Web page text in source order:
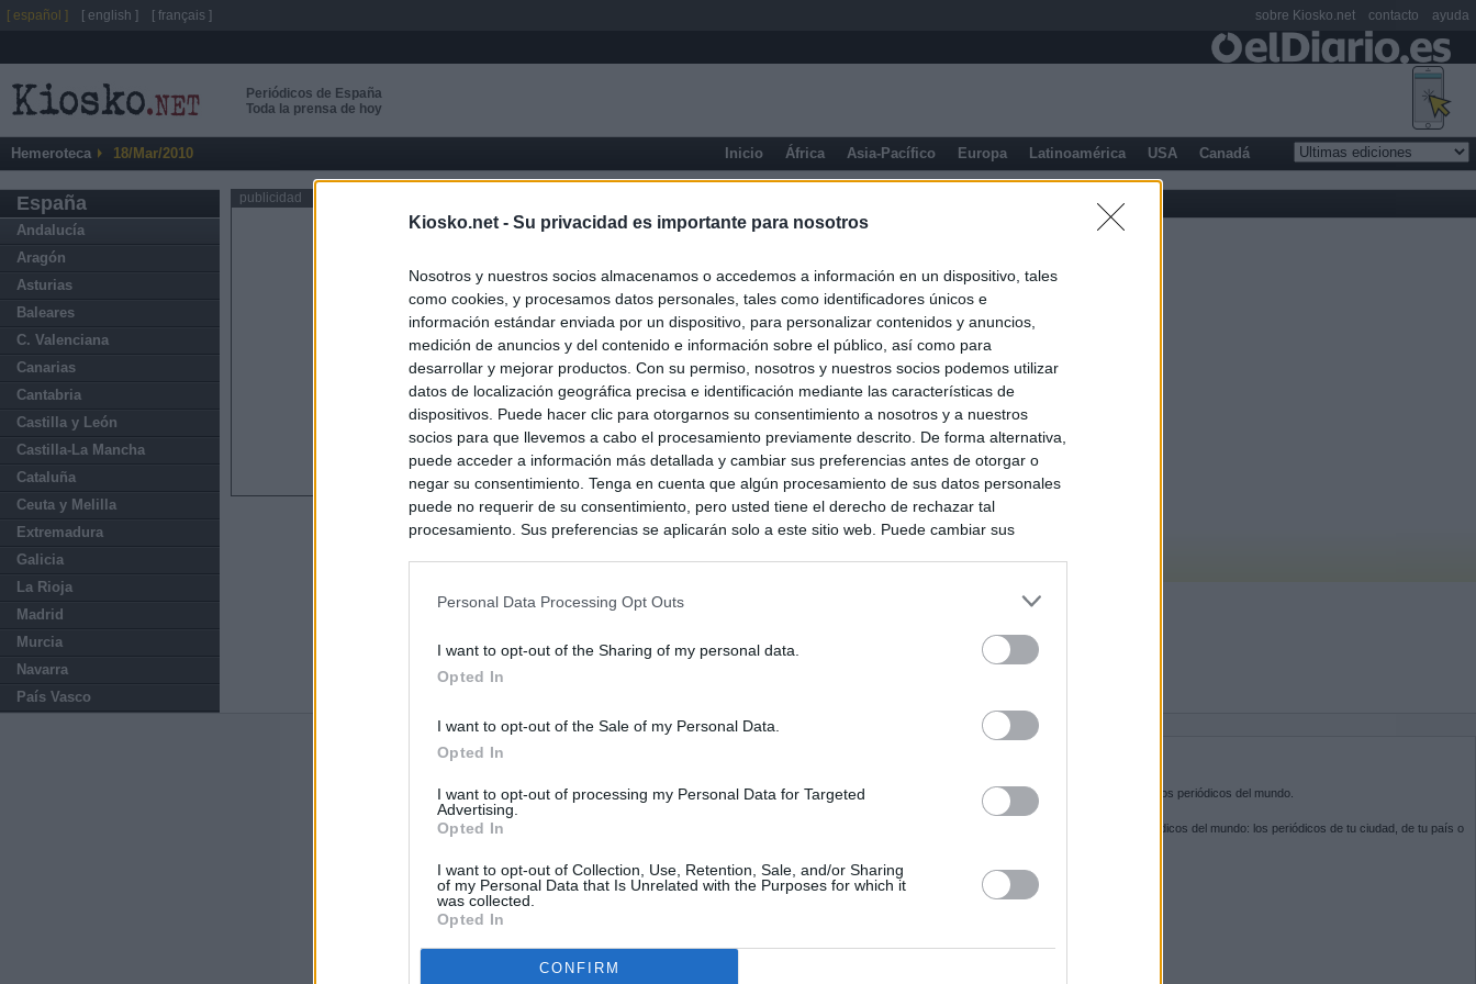
Kiosko.net - Su privacidad es importante para nosotros
Nosotros y nuestros socios almacenamos o accedemos a información en un dispositivo, tales
como cookies, y procesamos datos personales, tales como identificadores únicos e
información estándar enviada por un dispositivo, para personalizar contenidos y anuncios,
medición de anuncios y del contenido e información sobre el público, así como para
desarrollar y mejorar productos. Con su permiso, nosotros y nuestros socios podemos utilizar
datos de localización geográfica precisa e identificación mediante las características de
dispositivos. Puede hacer clic para otorgarnos su consentimiento a nosotros y a nuestros
socios para que llevemos a cabo el procesamiento previamente descrito. De forma alternativa,
puede acceder a información más detallada y cambiar sus preferencias antes de otorgar o
negar su consentimiento. Tenga en cuenta que algún procesamiento de sus datos personales
puede no requerir de su consentimiento, pero usted tiene el derecho de rechazar tal
procesamiento. Sus preferencias se aplicarán solo a este sitio web. Puede cambiar sus
Personal Data Processing Opt Outs
I want to opt-out of the Sharing of my personal data.
Opted In
I want to opt-out of the Sale of my Personal Data.
Opted In
I want to opt-out of processing my Personal Data for Targeted
Advertising.
Opted In
I want to opt-out of Collection, Use, Retention, Sale, and/or Sharing
of my Personal Data that Is Unrelated with the Purposes for which it
was collected.
Opted In
CONFIRM
Periódicos de España
Toda la prensa de hoy
Hemeroteca 18/Mar/2010 Inicio África Asia-Pacífico Europa Latinoamérica USA Canadá
España
Andalucía
Aragón
Asturias
Baleares
C. Valenciana
Canarias
Cantabria
Castilla y León
Castilla-La Mancha
Cataluña
Ceuta y Melilla
Extremadura
Galicia
La Rioja
Madrid
Murcia
Navarra
País Vasco
publicidad
Últimas noticias
España impone controles a los viajeros procedentes de Italia tras el rechazo de
Meloni a quitarlos
Italia rechaza el ultimátum del Gobierno y mantiene los controles a viajeros de
España hasta el 15 de agosto: "No aceptamos imposiciones"
asignados por la crisis de Ceuta
Kiosko.net es la puerta de entrada a los periódicos del mundo.
Navega por las portadas de los periódicos del mundo: los periódicos de tu ciudad, de tu país o
SÍGUENOS
[ español ] [ english ] [ français ] sobre Kiosko.net contacto ayuda